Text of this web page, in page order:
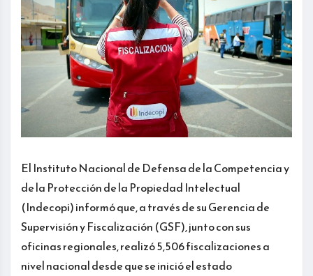
El Instituto Nacional de Defensa de la Competencia y
de la Protección de la Propiedad Intelectual
(Indecopi) informó que, a través de su Gerencia de
Supervisión y Fiscalización (GSF), junto con sus
oficinas regionales, realizó 5,506 fiscalizaciones a
nivel nacional desde que se inició el estado